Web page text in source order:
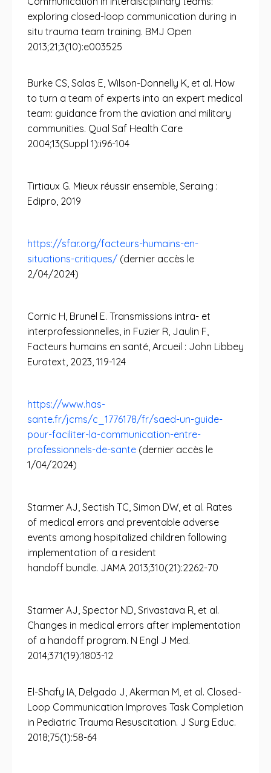
exploring closed-loop communication during in
situ trauma team training. BMJ Open
2013;21;3(10):e003525
Burke CS, Salas E, Wilson-Donnelly K, et al. How
to turn a team of experts into an expert medical
team: guidance from the aviation and military
communities. Qual Saf Health Care
2004;13(Suppl 1):i96-104
Tirtiaux G. Mieux réussir ensemble, Seraing :
Edipro, 2019
https://sfar.org/facteurs-humains-en-
situations-critiques/ (dernier accès le
2/04/2024)
Cornic H, Brunel E. Transmissions intra- et
interprofessionnelles, in Fuzier R, Jaulin F,
Facteurs humains en santé, Arcueil : John Libbey
Eurotext, 2023, 119-124
https://www.has-
sante.fr/jcms/c_1776178/fr/saed-un-guide-
pour-faciliter-la-communication-entre-
professionnels-de-sante (dernier accès le
1/04/2024)
Starmer AJ, Sectish TC, Simon DW, et al. Rates
of medical errors and preventable adverse
events among hospitalized children following
implementation of a resident
handoff bundle. JAMA 2013;310(21):2262-70
Starmer AJ, Spector ND, Srivastava R, et al.
Changes in medical errors after implementation
of a handoff program. N Engl J Med.
2014;371(19):1803-12
El-Shafy IA, Delgado J, Akerman M, et al. Closed-
Loop Communication Improves Task Completion
in Pediatric Trauma Resuscitation. J Surg Educ.
2018;75(1):58-64